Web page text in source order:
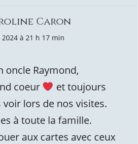
Caron
2024 à 21 h 17 min
oncle Raymond,
coeur
et toujours
lors de nos visites.
à toute la famille.
aux cartes avec ceux